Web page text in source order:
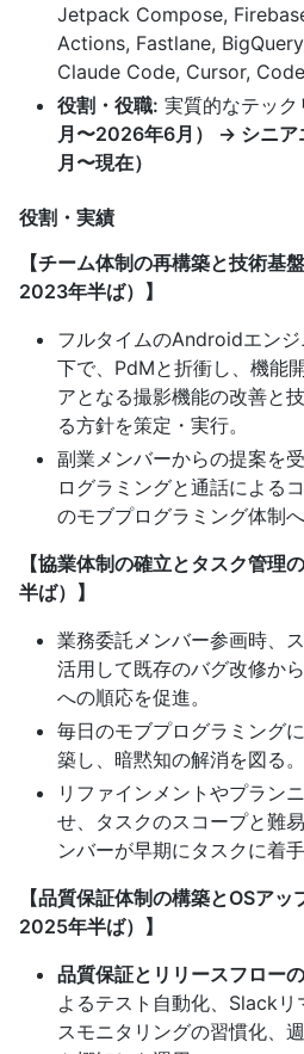
Jetpack Compose,
Actions, Fastlane,
Claude Code, Cursor,
役割・役職: 実質的なテッ
月〜2026年6月） → シニ
月〜現在）
役割・実績
【チーム体制の再構築と技術
2023年半ば）】
フルタイムのAndroidエン
下で、PdMと折衝し、機能
アとなる撮影機能の改善と
る方針を策定・実行。
副業メンバーからの提案を
ログラミングと通話による
のモブプログラミング体制へ
【協業体制の確立とタスク管
半ば）】
業務委託メンバー参画時、
活用して既存のバグ改修か
への順応を促進。
毎日のモブプログラミング
築し、暗黙知の解消を図る。
リファインメントやプラン
せ、タスクのスコープと難
ンバーが早期にタスクに着
【品質保証体制の構築とOSア
2025年半ば）】
品質保証とリリースフロー
よるテスト自動化、Slack
スモニタリングの習慣化、